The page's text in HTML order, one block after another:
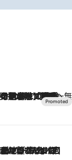
唯一無二。癒しと発見が待つ場所へ
感マックス！約13℃の湧水かけ流しを避暑地「星野温泉 トンボの湯」で体験
に再ブーム
さし（74）のアグレッシブすぎる現在地